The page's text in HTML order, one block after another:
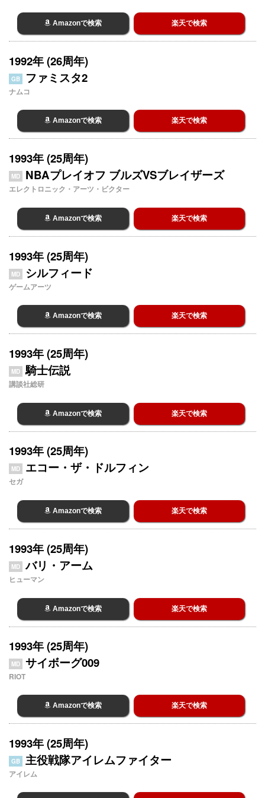
Amazonで検索 楽天で検索
1992年 (26周年)
GB ファミスタ2
ナムコ
Amazonで検索 楽天で検索
1993年 (25周年)
MD NBAプレイオフ ブルズVSブレイザーズ
エレクトロニック・アーツ・ビクター
Amazonで検索 楽天で検索
1993年 (25周年)
MD シルフィード
ゲームアーツ
Amazonで検索 楽天で検索
1993年 (25周年)
MD 騎士伝説
講談社総研
Amazonで検索 楽天で検索
1993年 (25周年)
MD エコー・ザ・ドルフィン
セガ
Amazonで検索 楽天で検索
1993年 (25周年)
MD バリ・アーム
ヒューマン
Amazonで検索 楽天で検索
1993年 (25周年)
MD サイボーグ009
RIOT
Amazonで検索 楽天で検索
1993年 (25周年)
GB 主役戦隊アイレムファイター
アイレム